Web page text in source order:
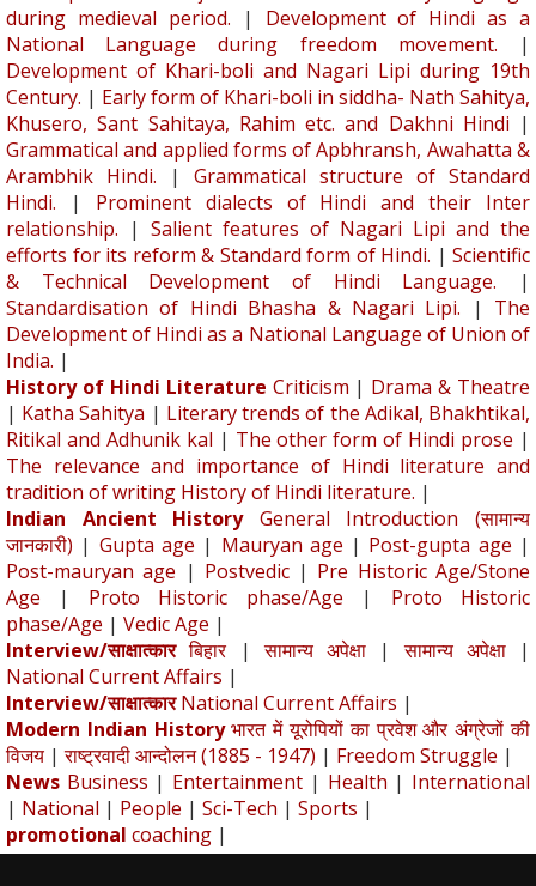
during medieval period. | Development of Hindi as a
National Language during freedom movement. |
Development of Khari-boli and Nagari Lipi during 19th
Century. | Early form of Khari-boli in siddha- Nath Sahitya,
Khusero, Sant Sahitaya, Rahim etc. and Dakhni Hindi |
Grammatical and applied forms of Apbhransh, Awahatta &
Arambhik Hindi. | Grammatical structure of Standard
Hindi. | Prominent dialects of Hindi and their Inter
relationship. | Salient features of Nagari Lipi and the
efforts for its reform & Standard form of Hindi. | Scientific
& Technical Development of Hindi Language. |
Standardisation of Hindi Bhasha & Nagari Lipi. | The
Development of Hindi as a National Language of Union of
India. |
History of Hindi Literature Criticism | Drama & Theatre
| Katha Sahitya | Literary trends of the Adikal, Bhakhtikal,
Ritikal and Adhunik kal | The other form of Hindi prose |
The relevance and importance of Hindi literature and
tradition of writing History of Hindi literature. |
Indian Ancient History
General Introduction (सामान्य
जानकारी) | Gupta age | Mauryan age | Post-gupta age |
Post-mauryan age | Postvedic| Pre Historic Age/Stone
Age | Proto Historic phase/Age | Proto Historic
phase/Age | Vedic Age |
Interview/साक्षात्कार बिहार |सामान्य अपेक्षा |सामान्य अपेक्षा
|
National Current Affairs |
Interview/साक्षात्कार National Current Affairs |
Modern Indian History भारत में यूरोपियों का प्रवेश और अंग्रेजों की
विजय |राष्ट्रवादी आन्दोलन (1885 - 1947) | Freedom Struggle |
News Business | Entertainment | Health | International
| National | People | Sci-Tech | Sports |
promotional coaching |